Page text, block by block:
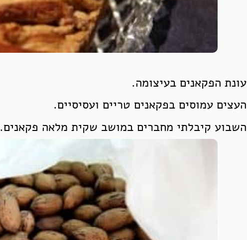
עונת הפקאנים בעיצומה.
העצים עמוסים בפקאנים טריים ועסיסיים.
השבוע קיבלתי מחברים במושב שקית מלאה פקאנים.